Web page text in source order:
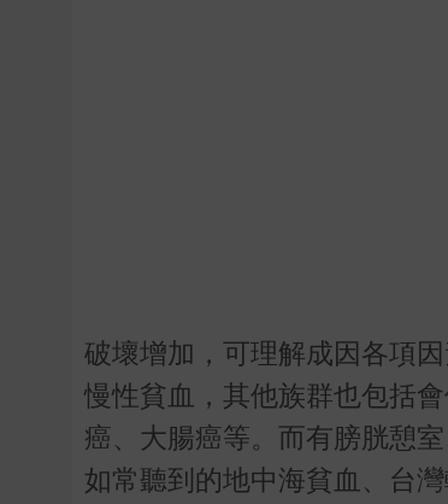
破壞增加，可理解成因各項
慢性貧血，其他族群也包括
癌、大腸癌等。而有膀胱憩
如常聽到的地中海貧血、台